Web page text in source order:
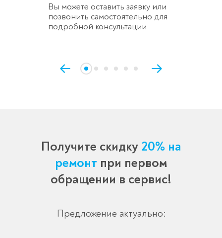
Вы можете оставить заявку или
позвонить самостоятельно для
подробной консультации
Получите скидку 20% на
ремонт при первом
обращении в сервис!
Предложение актуально: